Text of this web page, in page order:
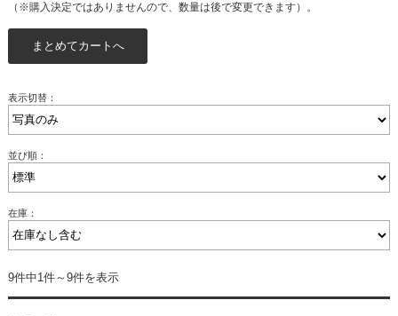
（※購入決定ではありませんので、数量は後で変更できます）。
表示切替：
並び順：
在庫：
9件中1件～9件を表示